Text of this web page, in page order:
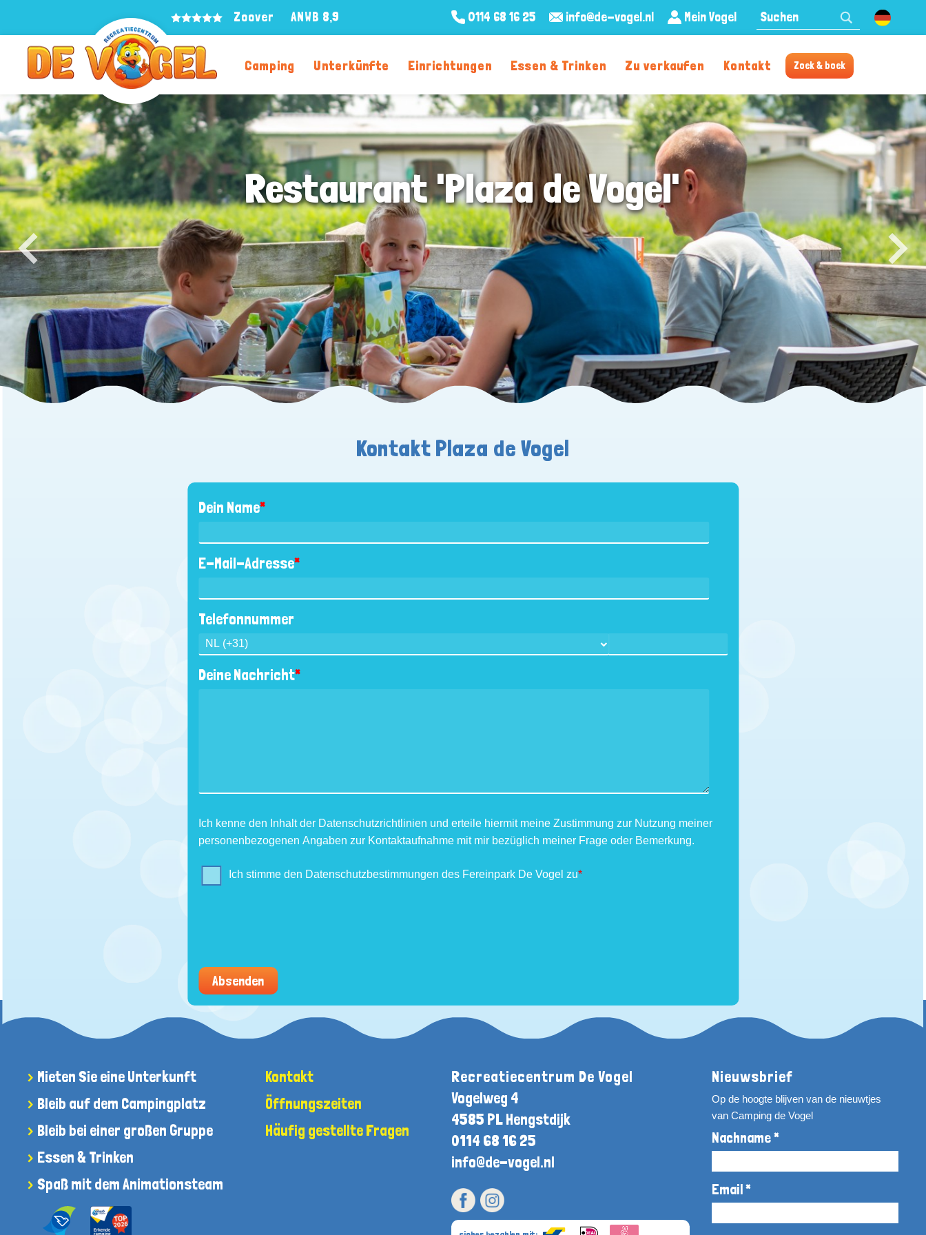
Zoover ANWB 8,9 0114 68 16 25 info@de-vogel.nl Mein Vogel
Frontend
search:
Camping Unterkünfte Einrichtungen Essen & Trinken Zu verkaufen Kontakt Zoek & boek
Restaurant 'Plaza de Vogel'
Kontakt Plaza de Vogel
Dein Name*
E-Mail-Adresse*
Telefonnummer
Deine Nachricht*
Ich kenne den Inhalt der Datenschutzrichtlinien und erteile hiermit meine Zustimmung zur Nutzung meiner
personenbezogenen Angaben zur Kontaktaufnahme mit mir bezüglich meiner Frage oder Bemerkung.
Ich stimme den Datenschutzbestimmungen des Fereinpark De Vogel zu*
Absenden
Mieten Sie eine Unterkunft
Bleib auf dem Campingplatz
Bleib bei einer großen Gruppe
Essen & Trinken
Spaß mit dem Animationsteam
Kontakt
Öffnungszeiten
Häufig gestellte Fragen
Recreatiecentrum De Vogel
Vogelweg 4
4585 PL Hengstdijk
0114 68 16 25
info@de-vogel.nl
Nieuwsbrief
Op de hoogte blijven van de nieuwtjes
van Camping de Vogel
Nachname *
Email *